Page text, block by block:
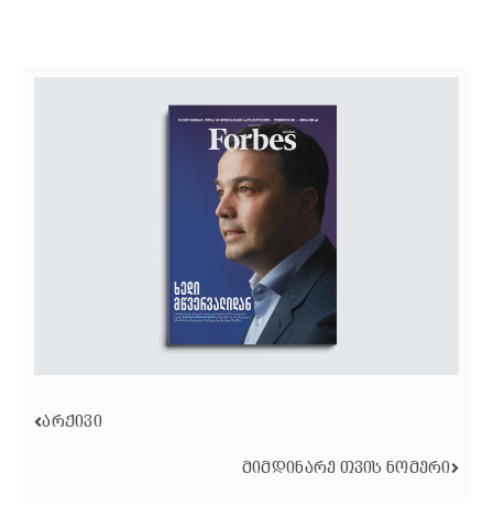
ᲐᲠᲥᲘᲕᲘ
ᲛᲘᲛᲓᲘᲜᲐᲠᲔ ᲗᲕᲘᲡ ᲜᲝᲛᲔᲠᲘ